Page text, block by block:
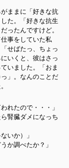
ままに「好きな抗
た。「好きな抗生
ったんですけど。
事をしていた私
せばたっ、ちょっ
いくと、彼はさっ
いました。「おま
」。なんのことだ
れたので・・・」
腎臓ダメになっち
いか）」
か調べたか？」